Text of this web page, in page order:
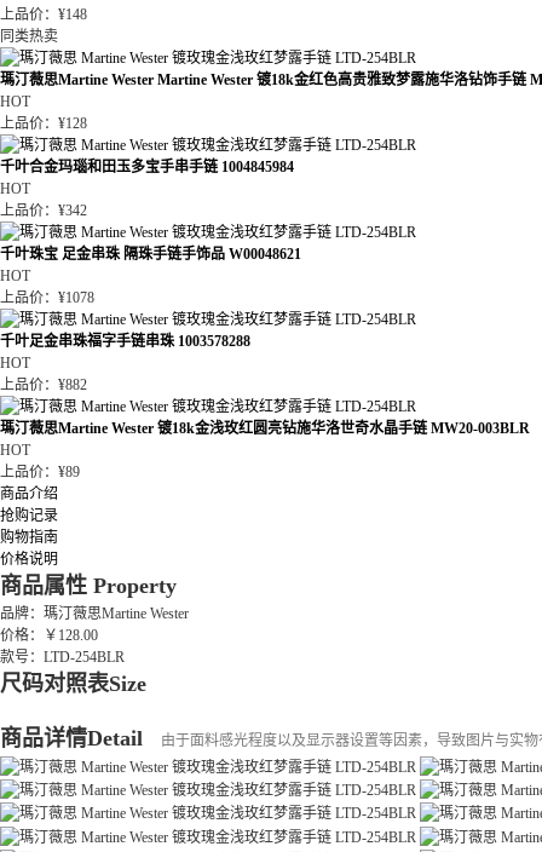
上品价：¥148
同类热卖
瑪汀薇思Martine Wester Martine Wester 镀18k金红色高贵雅致梦露施华洛钻饰手链
HOT
上品价：¥128
千叶合金玛瑙和田玉多宝手串手链 1004845984
HOT
上品价：¥342
千叶珠宝 足金串珠 隔珠手链手饰品 W00048621
HOT
上品价：¥1078
千叶足金串珠福字手链串珠 1003578288
HOT
上品价：¥882
瑪汀薇思Martine Wester 镀18k金浅玫红圆亮钻施华洛世奇水晶手链 MW20-003BLR
HOT
上品价：¥89
商品介绍
抢购记录
购物指南
价格说明
商品属性 Property
品牌：瑪汀薇思Martine Wester
价格：￥128.00
款号：LTD-254BLR
尺码对照表Size
商品详情Detail 由于面料感光程度以及显示器设置等因素，导致图片与实